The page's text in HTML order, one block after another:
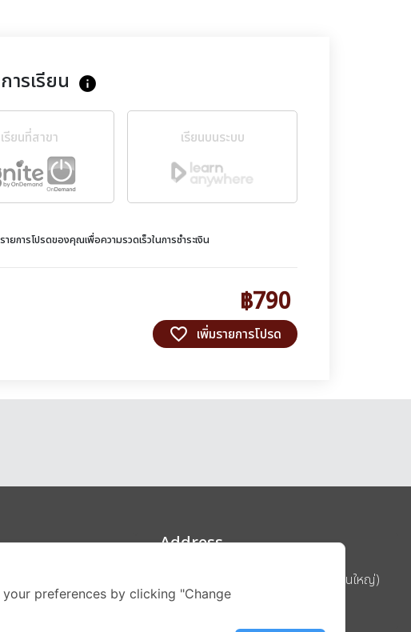
ารเรียน info
เรียนที่สาขา เรียนบนระบบ
ยการโปรดของคุณเพื่อความรวดเร็วในการชำระเงิน
฿790
favorite_border เพิ่มรายการโปรด
Address
บริษัท อิกไนท์ เอ สตาร์ จำกัด (สำนักงานใหญ่)
ignite สาขา MBK Tower ชั้น 15
preferences by clicking "Change